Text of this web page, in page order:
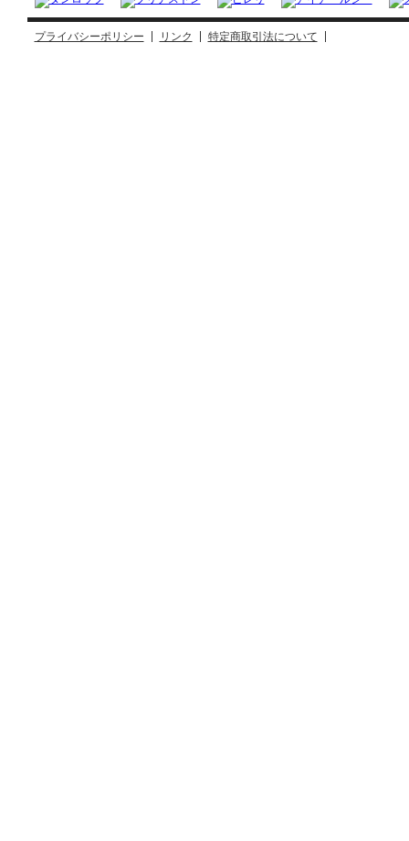
プライバシーポリシー リンク 特定商取引法について